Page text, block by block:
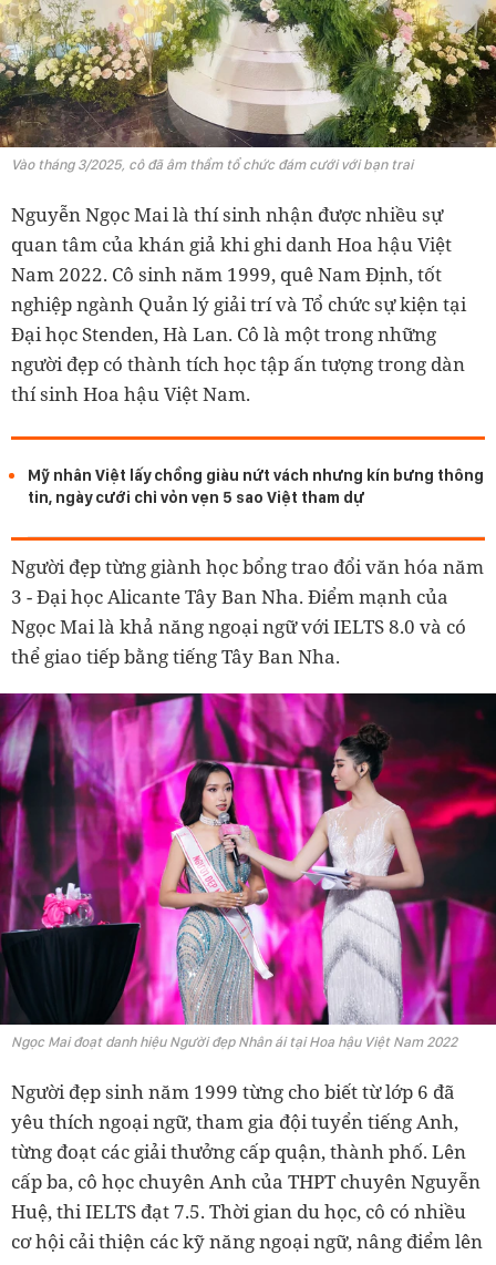
Vào tháng 3/2025, cô đã âm thầm tổ chức đám cưới với bạn trai
Nguyễn Ngọc Mai là thí sinh nhận được nhiều sự
quan tâm của khán giả khi ghi danh Hoa hậu Việt
Nam 2022. Cô sinh năm 1999, quê Nam Định, tốt
nghiệp ngành Quản lý giải trí và Tổ chức sự kiện tại
Đại học Stenden, Hà Lan. Cô là một trong những
người đẹp có thành tích học tập ấn tượng trong dàn
thí sinh Hoa hậu Việt Nam.
Mỹ nhân Việt lấy chồng giàu nứt vách nhưng kín bưng thông
tin, ngày cưới chỉ vỏn vẹn 5 sao Việt tham dự
Người đẹp từng giành học bổng trao đổi văn hóa năm
3 - Đại học Alicante Tây Ban Nha. Điểm mạnh của
Ngọc Mai là khả năng ngoại ngữ với IELTS 8.0 và có
thể giao tiếp bằng tiếng Tây Ban Nha.
Ngọc Mai đoạt danh hiệu Người đẹp Nhân ái tại Hoa hậu Việt Nam 2022
Người đẹp sinh năm 1999 từng cho biết từ lớp 6 đã
yêu thích ngoại ngữ, tham gia đội tuyển tiếng Anh,
từng đoạt các giải thưởng cấp quận, thành phố. Lên
cấp ba, cô học chuyên Anh của THPT chuyên Nguyễn
Huệ, thi IELTS đạt 7.5. Thời gian du học, cô có nhiều
cơ hội cải thiện các kỹ năng ngoại ngữ, nâng điểm lên